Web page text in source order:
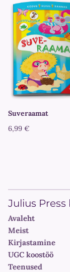
Suveraamat
6,99 €
Julius Press
Avaleht
Meist
Kirjastamine
UGC koostöö
Teenused